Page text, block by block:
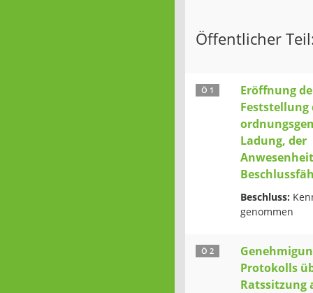
Öffentlicher
Ö 1
Eröffnung
Feststellung
Ladung, der
Beschluss:
genommen
Ö 2
Protokolls
Ratssitzung